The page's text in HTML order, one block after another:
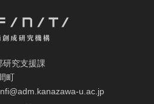
研究支援課
町
u.ac.jp